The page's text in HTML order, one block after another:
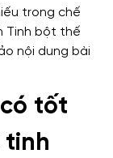
tốt
tinh